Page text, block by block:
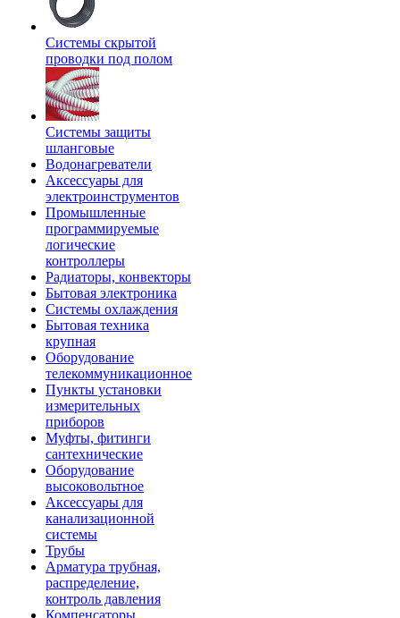
Системы скрытой
проводки под полом
Системы защиты
шланговые
Водонагреватели
Аксессуары для
электроинструментов
Промышленные
программируемые
логические
контроллеры
Радиаторы, конвекторы
Бытовая электроника
Системы охлаждения
Бытовая техника
крупная
Оборудование
телекоммуникационное
Пункты установки
измерительных
приборов
Муфты, фитинги
сантехнические
Оборудование
высоковольтное
Аксессуары для
канализационной
системы
Трубы
Арматура трубная,
распределение,
контроль давления
Компенсаторы